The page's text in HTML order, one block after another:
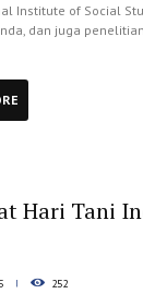
Institute of Social
dan juga
Hari Tani
252